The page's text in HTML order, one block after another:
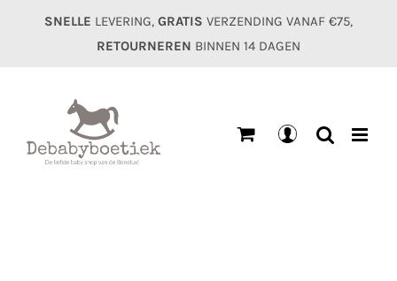
SNELLE LEVERING, GRATIS VERZENDING VANAF €75,
RETOURNEREN BINNEN 14 DAGEN